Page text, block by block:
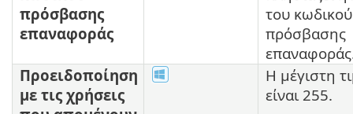
πρόσβασης
επαναφοράς
του κωδικού
πρόσβασης
Προειδοποίηση
με τις χρήσεις
Η μέγιστη
είναι 255.